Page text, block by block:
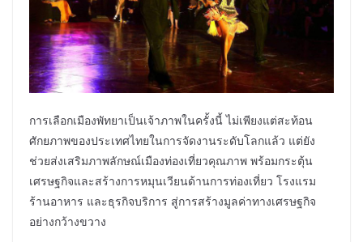
การเลือกเมืองพัทยาเป็นเจ้าภาพในครั้งนี้ ไม่เพียงแต่สะท้อน
ศักยภาพของประเทศไทยในการจัดงานระดับโลกแล้ว แต่ยัง
ช่วยส่งเสริมภาพลักษณ์เมืองท่องเที่ยวคุณภาพ พร้อมกระตุ้น
เศรษฐกิจและสร้างการหมุนเวียนด้านการท่องเที่ยว โรงแรม
ร้านอาหาร และธุรกิจบริการ สู่การสร้างมูลค่าทางเศรษฐกิจ
อย่างกว้างขวาง